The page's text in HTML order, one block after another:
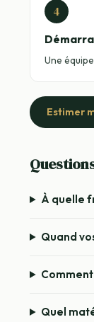
4
Une
Estimer
À quelle
Quand
Quel